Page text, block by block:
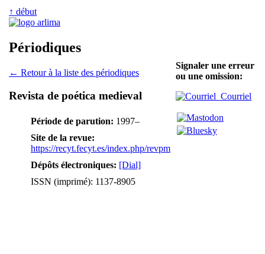
↑ début
Périodiques
← Retour à la liste des périodiques
Revista de poética medieval
Période de parution: 1997–
Site de la revue:
https://recyt.fecyt.es/index.php/revpm
Dépôts électroniques: [Dial]
ISSN (imprimé): 1137-8905
Signaler une erreur
ou une omission:
Courriel